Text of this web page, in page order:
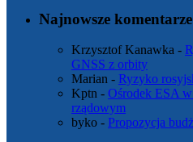
Najnowsze komentarze
Krzysztof Kanawka -
GNSS z orbity
Marian - Ryzyko
Kptn - Ośrodek ESA w
rządowym
byko - Propozycja